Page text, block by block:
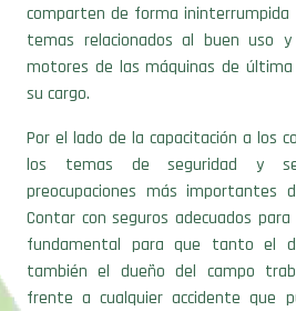
comparten de forma
temas relacionados al buen uso
motores de las máquinas de
su cargo.
Por el lado de la capacitación a los
los temas de seguridad y
preocupaciones más importantes
Contar con seguros adecuados
fundamental para que tanto el
también el dueño del campo
frente a cualquier accidente que